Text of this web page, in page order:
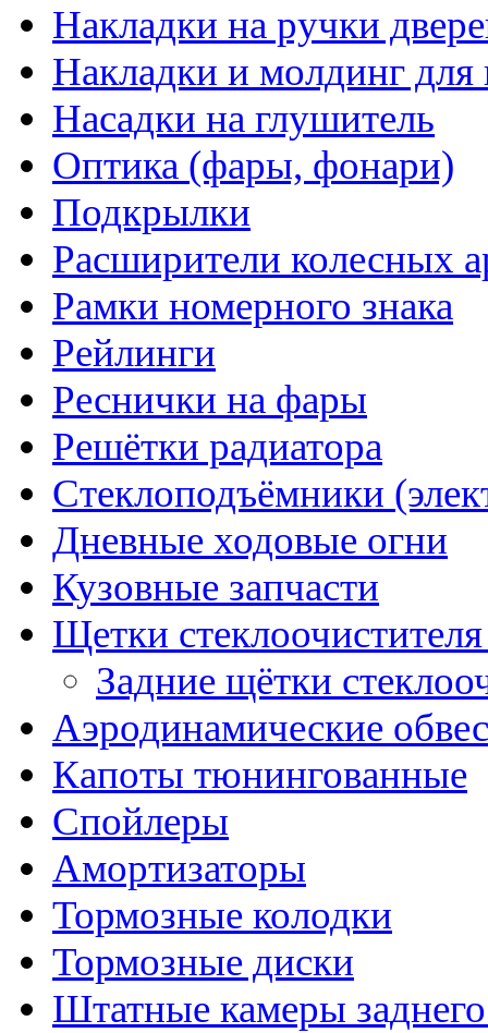
Накладки на ручки
Накладки и молдинг для
Насадки на глушитель
Оптика (фары, фонари)
Подкрылки
Расширители колесных
Рамки номерного знака
Рейлинги
Реснички на фары
Решётки радиатора
Стеклоподъёмники
Дневные ходовые огни
Кузовные запчасти
Щетки
Задние щётки
Аэродинамические
Капоты тюнингованные
Спойлеры
Амортизаторы
Тормозные колодки
Тормозные диски
Штатные камеры